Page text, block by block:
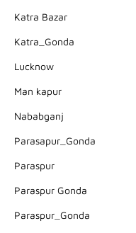
Katra Bazar
Katra_Gonda
Lucknow
Man kapur
Nababganj
Parasapur_Gonda
Paraspur
Paraspur Gonda
Paraspur_Gonda